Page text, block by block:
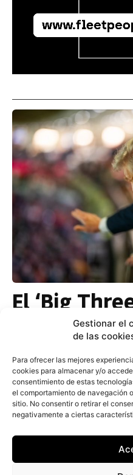
Gestionar el
de las
Para ofrecer las mejores
cookies para almacenar y/o
consentimiento de estas
el comportamiento de navegación
sitio. No consentir o retirar el
negativamente a ciertas
El ‘Big
reclama
México los
15% de la
Corea
Redacción - 29 de mayo de 2026
Motors, Ford y
han reclamado que la